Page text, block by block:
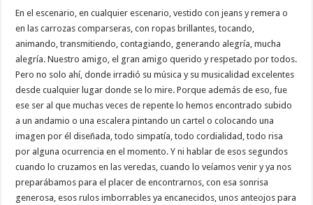
En el escenario, en cualquier escenario, vestido con jeans y remera o
en las carrozas comparseras, con ropas brillantes, tocando,
animando, transmitiendo, contagiando, generando alegría, mucha
alegría. Nuestro amigo, el gran amigo querido y respetado por todos.
Pero no solo ahí, donde irradió su música y su musicalidad excelentes
desde cualquier lugar donde se lo mire. Porque además de eso, fue
ese ser al que muchas veces de repente lo hemos encontrado subido
a un andamio o una escalera pintando un cartel o colocando una
imagen por él diseñada, todo simpatía, todo cordialidad, todo risa
por alguna ocurrencia en el momento. Y ni hablar de esos segundos
cuando lo cruzamos en las veredas, cuando lo veíamos venir y ya nos
preparábamos para el placer de encontrarnos, con esa sonrisa
generosa, esos rulos imborrables ya encanecidos, unos anteojos para